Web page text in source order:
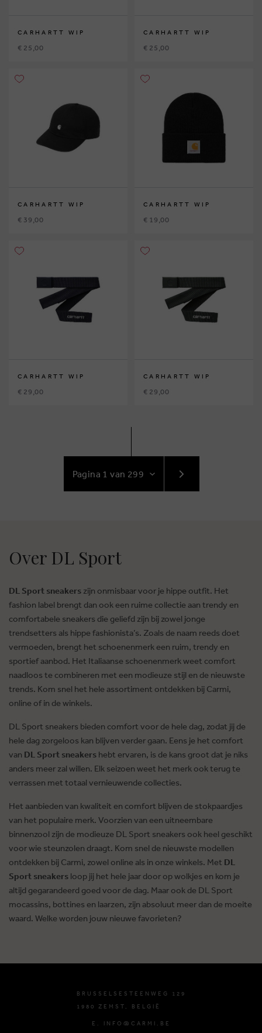
CARHARTT WIP
€ 25,00
CARHARTT WIP
€ 25,00
CARHARTT WIP
€ 39,00
CARHARTT WIP
€ 19,00
CARHARTT WIP
€ 29,00
CARHARTT WIP
€ 29,00
NAAR
VOLGENDE
Over DL Sport
DL Sport sneakers zijn onmisbaar voor je hippe outfit. Het
fashion label brengt dan ook een ruime collectie aan trendy en
comfortabele sneakers die geliefd zijn bij zowel jonge
trendsetters als hippe fashionista’s. Zoals de naam reeds doet
vermoeden, brengt het schoenenmerk een ruim, trendy en
sportief aanbod. Het Italiaanse schoenenmerk weet comfort
naadloos te combineren met een modieuze stijl en de nieuwste
trends. Kom snel het hele assortiment ontdekken bij Carmi,
online of in de winkels.
DL Sport sneakers bieden comfort voor de hele dag, zodat jij de
hele dag zorgeloos kan blijven verder gaan. Eens je het comfort
van DL Sport sneakers hebt ervaren, is de kans groot dat je niks
anders meer zal willen. Elk seizoen weet het merk ook terug te
verrassen met totaal vernieuwende collecties.
Het aanbieden van kwaliteit en comfort blijven de stokpaardjes
van het populaire merk. Voorzien van een uitneembare
binnenzool zijn de modieuze DL Sport sneakers ook heel geschikt
voor wie steunzolen draagt. Kom snel de nieuwste modellen
ontdekken bij Carmi, zowel online als in onze winkels. Met DL
Sport sneakers loop jij het hele jaar door op wolkjes en kom je
altijd gegarandeerd goed voor de dag. Maar ook de DL Sport
mocassins, bottines en laarzen, zijn absoluut meer dan de moeite
waard. Welke worden jouw nieuwe favorieten?
BRUSSELSESTEENWEG 129
1980 ZEMST, BELGIË
E. INFO@CARMI.BE